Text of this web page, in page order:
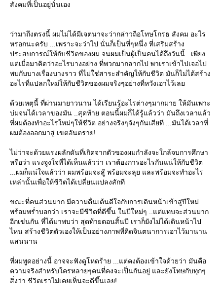
สังคมที่เป็นอยู่นั่นเอง
ว่ามาถึงตรงนี้ ผมไม่ได้มีเจตนาจะว่ากล่าวถือโทษโกรธ สังคม อะไร
หรอกนะครับ ...เพราะจะว่าไป นั่นก็เป็นที่ๆหนึ่ง ที่เสริมสร้าง
ประสบการณ์ให้กับชีวิตของผม จนผมเป็นผู้เป็นคนได้ถึงวันนี้ ..เพียง
ต่เมื่อมาคิดว่าอะไรบางอย่าง ที่พวกมากลากไป พาเราเข้าไปเจอไป
พบกับบางเรื่องบางราว ที่ไม่ใช่สาระสำคัญให้กับชีวิต มันก็ไม่ได้สร้าง
อะไรที่แปลกใหม่ให้กับชีวิตของผมจริงๆอย่างที่หวังเอาไว้เล
ด้วยเหตุนี้ ที่ผ่านมายาวนาน ได้เรียนรู้อะไรต่างๆมากมาย ให้มันเพาะ
บ่มจนได้เวลาของมัน ..สุดท้าย ตอนนี้ผมก็ได้รู้แล้วว่า มันถึงเวลาแล้ว
ที่ผมต้องทำอะไรใหม่ๆให้ชีวิต อย่างจริงๆจังๆกันเสียที ...มันได้เวลาที่
ผมต้องออกมาสู่ เขตอันตราย!
ไม่ว่าจะด้วยแรงผลักดันที่เกิดจากตัวของผมกำลังจะใกล้จบการศึกษา
หรือว่า แรงจูงใจที่ได้เห็นแล้วว่า เราต้องการอะไรกันแน่ให้กับชีวิต
...ผมก็แน่ใจแล้วว่า ผมพร้อมจะสู้ พร้อมจะลุย และพร้อมจะทำอะไร
เหล่านั้นเพื่อให้ชีวิตได้เปลี่ยนแปลงสักที
ขณะที่คนส่วนมาก มีความตื่นเต้นดีใจกับการเดินหน้าเข้าสู่ปีใหม่
พร้อมพร่ำบอกว่า เราจะมีชีวิตที่ดีขึ้น ในปีใหม่ๆ ..แต่แทบจะส่วนมาก
อีกเข่นกัน ที่ได้มาพบว่า สุดท้ายตอนสิ้นปี เราก็ยังไม่ได้เดินหน้าไป
ไหน สร้างชีวิตตัวเองให้เป็นอย่างภาพที่คิดจินตนาการเอาไว้มานาน
สนนาน
ที่ผมพูดอย่างนี้ อาจจะฟังดูโหดร้าย ...แต่คงต้องเข้าใจด้วยว่า มันคือ
ความจริงสำหรับใครหลายๆคนที่คงจะเป็นกันอยู่ และยังโทษกับทุกๆ
สิ่งว่า ชีวิตเราไม่เคยเห็นจะดีขึ้นเลย!